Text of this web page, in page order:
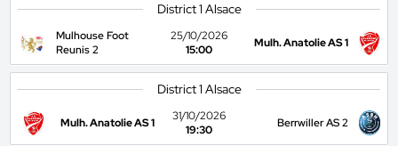
District 1 Alsace
Mulhouse Foot
Reunis 2
25/10/2026
15:00
Mulh. Anatolie AS 1
District 1 Alsace
Mulh. Anatolie AS 1
31/10/2026
19:30
Berrwiller AS 2